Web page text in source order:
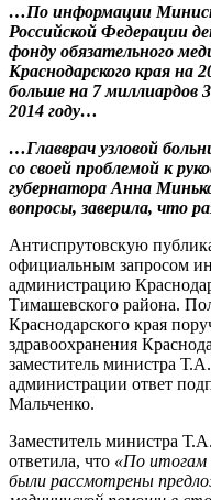
…По информации
Российской Федерации
фонду обязательного
Краснодарского края на
больше на 7 миллиардов
2014 году…
…Главврач узловой
со своей проблемой к
губернатора Анна
вопросы, заверила, что
Антиспрутовскую
официальным запросом
администрацию
Тимашевского района.
Краснодарского края
здравоохранения
заместитель министра
администрации ответ
Мальченко.
Заместитель министра
ответила, что «По итогам
были рассмотрены